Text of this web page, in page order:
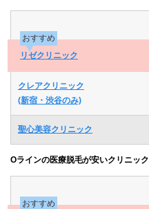
おすすめ
リゼクリニック
クレアクリニック
(新宿・渋谷のみ)
聖心美容クリニック
Oラインの医療脱毛が安いクリニック
おすすめ